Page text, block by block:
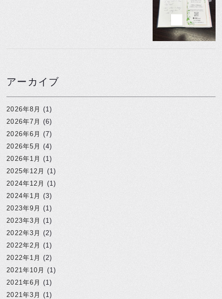
アーカイブ
2026年8月 (1)
2026年7月 (6)
2026年6月 (7)
2026年5月 (4)
2026年1月 (1)
2025年12月 (1)
2024年12月 (1)
2024年1月 (3)
2023年9月 (1)
2023年3月 (1)
2022年3月 (2)
2022年2月 (1)
2022年1月 (2)
2021年10月 (1)
2021年6月 (1)
2021年3月 (1)